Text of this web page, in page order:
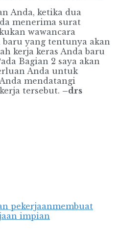
Anda, ketika dua
menerima surat
wawancara
yang tentunya akan
kerja keras Anda baru
Bagian 2 saya akan
Anda untuk
mendatangi
tersebut. –drs
pekerjaanmembuat
impian